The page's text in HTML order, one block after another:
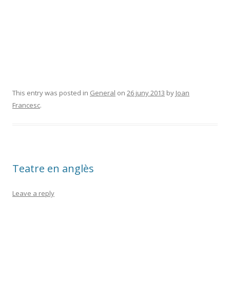
This entry was posted in General on 26 juny 2013 by Joan
Francesc.
Teatre en anglès
Leave a reply